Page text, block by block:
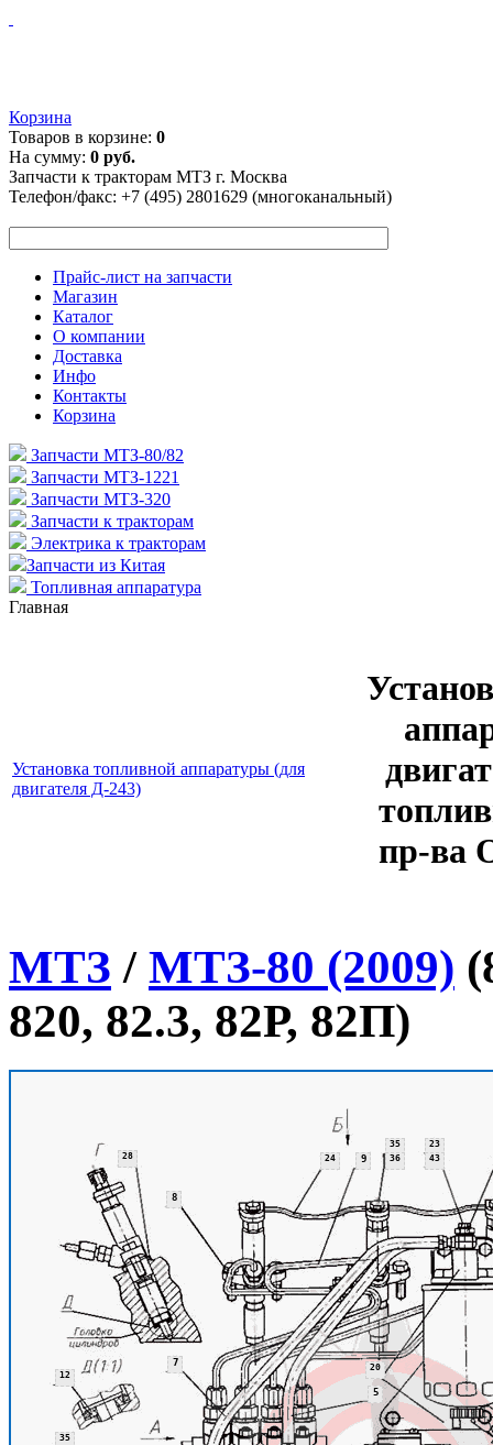
Корзина
Товаров в корзине: 0
На сумму: 0 руб.
Запчасти к тракторам МТЗ г. Москва
Телефон/факс: +7 (495) 2801629 (многоканальный)
Прайс-лист на запчасти
Магазин
Каталог
О компании
Доставка
Инфо
Контакты
Корзина
Запчасти МТЗ-80/82
Запчасти МТЗ-1221
Запчасти МТЗ-320
Запчасти к тракторам
Электрика к тракторам
Запчасти из Китая
Топливная аппаратура
Главная
Установка топливной аппаратуры (для
двигателя Д-243)
пр-ва
МТЗ / МТЗ-80 (2009)
820, 82.3, 82Р, 82П)
5
7
8
9
12
20
23
24
28
35
35
36 43